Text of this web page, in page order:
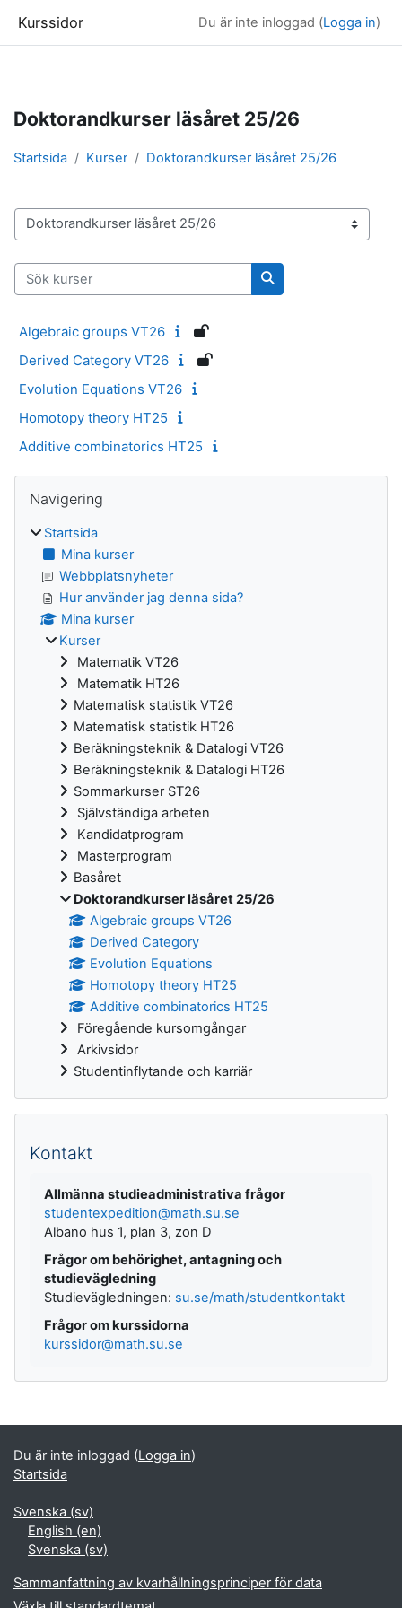
Kurssidor Du är inte inloggad (Logga in)
Doktorandkurser läsåret 25/26
Startsida Kurser Doktorandkurser läsåret 25/26
Kurskategorier
Sök kurser
Sök kurser
Algebraic groups VT26
Derived Category VT26
Evolution Equations VT26
Homotopy theory HT25
Additive combinatorics HT25
Block
Navigering
Startsida
Mina kurser
Webbplatsnyheter
Hur använder jag denna sida?
Mina kurser
Kurser
Matematik VT26
Matematik HT26
Matematisk statistik VT26
Matematisk statistik HT26
Beräkningsteknik & Datalogi VT26
Beräkningsteknik & Datalogi HT26
Sommarkurser ST26
Självständiga arbeten
Kandidatprogram
Masterprogram
Basåret
Doktorandkurser läsåret 25/26
Algebraic groups VT26
Derived Category
Evolution Equations
Homotopy theory HT25
Additive combinatorics HT25
Föregående kursomgångar
Arkivsidor
Studentinflytande och karriär
Kontakt
Allmänna studieadministrativa frågor
studentexpedition@math.su.se
Albano hus 1, plan 3, zon D
Frågor om behörighet, antagning och
studievägledning
Studievägledningen: su.se/math/studentkontakt
Frågor om kurssidorna
kurssidor@math.su.se
Kompletterande block
Du är inte inloggad (Logga in)
Startsida
Svenska ‎(sv)‎
English ‎(en)‎
Svenska ‎(sv)‎
Sammanfattning av kvarhållningsprinciper för data